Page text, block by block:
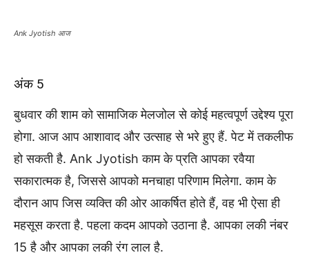
Ank Jyotish आज
अंक 5
बुधवार की शाम को सामाजिक मेलजोल से कोई महत्वपूर्ण उद्देश्य पूरा
होगा. आज आप आशावाद और उत्साह से भरे हुए हैं. पेट में तकलीफ
हो सकती है. Ank Jyotish काम के प्रति आपका रवैया
सकारात्मक है, जिससे आपको मनचाहा परिणाम मिलेगा. काम के
दौरान आप जिस व्यक्ति की ओर आकर्षित होते हैं, वह भी ऐसा ही
महसूस करता है. पहला कदम आपको उठाना है. आपका लकी नंबर
15 है और आपका लकी रंग लाल है.